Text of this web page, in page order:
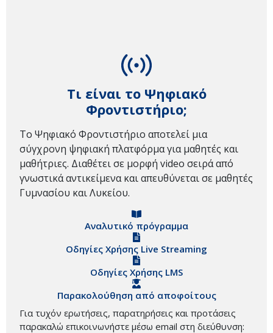
Τι είναι το Ψηφιακό
Φροντιστήριο;
Το Ψηφιακό Φροντιστήριο αποτελεί μια
σύγχρονη ψηφιακή πλατφόρμα για μαθητές και
μαθήτριες. Διαθέτει σε μορφή video σειρά από
γνωστικά αντικείμενα και απευθύνεται σε μαθητές
Γυμνασίου και Λυκείου.
Αναλυτικό πρόγραμμα
Οδηγίες Χρήσης Live Streaming
Οδηγίες Χρήσης LMS
Παρακολούθηση από αποφοίτους
Για τυχόν ερωτήσεις, παρατηρήσεις και προτάσεις
παρακαλώ επικοινωνήστε μέσω email στη διεύθυνση: